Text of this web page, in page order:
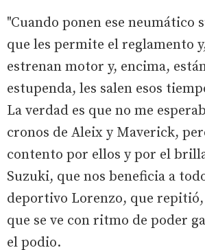
"Cuando ponen ese neumático
que les permite el reglamento
estrenan motor y, encima,
estupenda, les salen esos
La verdad es que no me
cronos de Aleix y Maverick,
contento por ellos y por el
Suzuki, que nos beneficia a
deportivo Lorenzo, que
que se ve con ritmo de poder
el podio.